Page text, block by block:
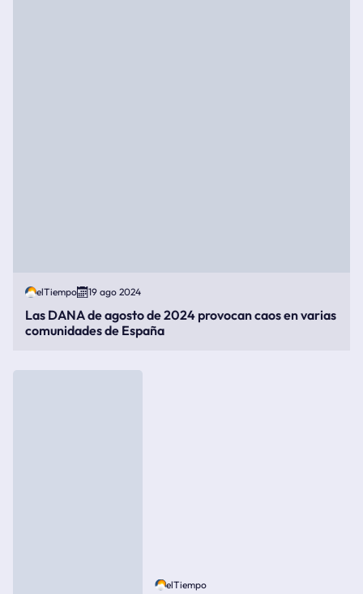
elTiempo 19 ago 2024
Las DANA de agosto de 2024 provocan caos en varias
comunidades de España
elTiempo